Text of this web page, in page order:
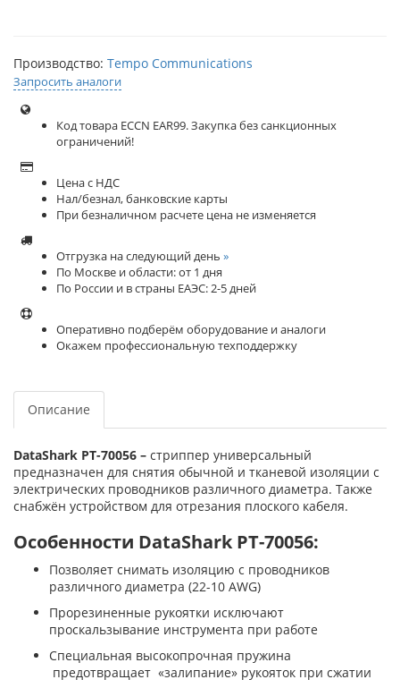
Производство: Tempo Communications
Запросить аналоги
Код товара ECCN EAR99. Закупка без санкционных
ограничений!
Цена с НДС
Нал/безнал, банковские карты
При безналичном расчете цена не изменяется
Отгрузка на следующий день »
По Москве и области: от 1 дня
По России и в страны ЕАЭС: 2-5 дней
Оперативно подберём оборудование и аналоги
Окажем профессиональную техподдержку
Описание
DataShark PT-70056 – стриппер универсальный
предназначен для снятия обычной и тканевой изоляции с
электрических проводников различного диаметра. Также
снабжён устройством для отрезания плоского кабеля.
Особенности DataShark PT-70056:
Позволяет снимать изоляцию с проводников
различного диаметра (22-10 AWG)
Прорезиненные рукоятки исключают
проскальзывание инструмента при работе
Специальная высокопрочная пружина
предотвращает «залипание» рукояток при сжатии